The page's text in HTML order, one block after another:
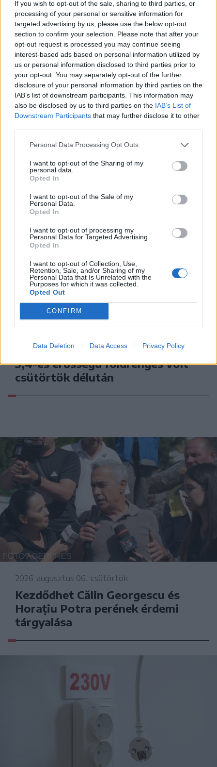
If you wish to opt-out of the sale, sharing to third parties, or
processing of your personal or sensitive information for
targeted advertising by us, please use the below opt-out
section to confirm your selection. Please note that after your
opt-out request is processed you may continue seeing
interest-based ads based on personal information utilized by
us or personal information disclosed to third parties prior to
your opt-out. You may separately opt-out of the further
disclosure of your personal information by third parties on the
IAB’s list of downstream participants. This information may
also be disclosed by us to third parties on the IAB’s List of
Downstream Participants that may further disclose it to other
Personal Data Processing Opt Outs
I want to opt-out of the Sharing of my
personal data.
Opted In
I want to opt-out of the Sale of my
Personal Data.
Opted In
I want to opt-out of processing my
Personal Data for Targeted Advertising.
Opted In
I want to opt-out of Collection, Use,
Retention, Sale, and/or Sharing of my
Personal Data that Is Unrelated with the
Purposes for which it was collected.
Opted Out
CONFIRM
Data Deletion Data Access Privacy Policy
Mentőhelikopterrel vitték
kórházba, miután kiemelték a
Marosból – frissítve
2026. augusztus 06., csütörtök
3,4-es erősségű földrengés volt
csütörtök délután
2026. augusztus 06., csütörtök
Kezdődhet Călin Georgescu és
Horațiu Potra perének érdemi
tárgyalása